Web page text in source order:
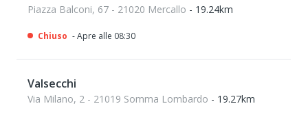
Piazza Balconi, 67 - 21020 Mercallo - 19.24km
Chiuso - Apre alle 08:30
Valsecchi
Via Milano, 2 - 21019 Somma Lombardo - 19.27km